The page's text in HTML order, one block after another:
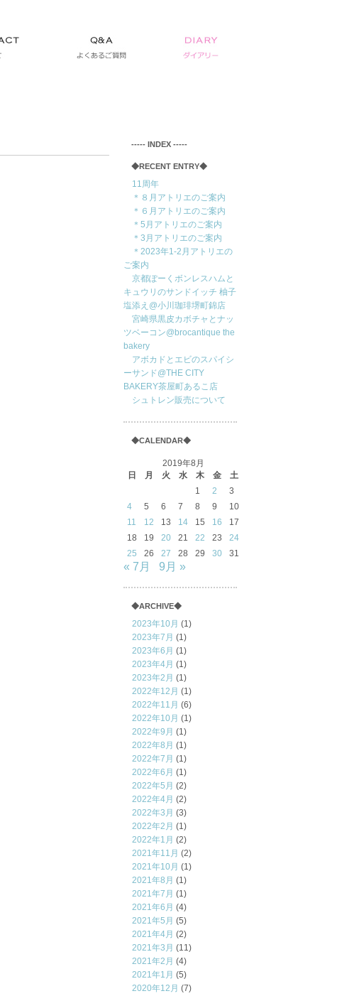
‐‐‐‐‐ INDEX ‐‐‐‐‐
◆RECENT ENTRY◆
11周年
＊８月アトリエのご案内
＊６月アトリエのご案内
＊5月アトリエのご案内
＊3月アトリエのご案内
＊2023年1-2月アトリエの
ご案内
京都ぽーくボンレスハムと
キュウリのサンドイッチ 柚子
塩添え@小川珈琲堺町錦店
宮崎県黒皮カボチャとナッ
ツベーコン@brocantique the
bakery
アボカドとエビのスパイシ
ーサンド@THE CITY
BAKERY茶屋町あるこ店
シュトレン販売について
◆CALENDAR◆
2019年8月
日
月 火 水 木 金
土
1
2
3
4
5 6 7 8 9
10
11
12 13 14 15 16
17
18
19 20 21 22 23
24
25
26 27 28 29 30 31
« 7月 9月 »
◆ARCHIVE◆
2023年10月 (1)
2023年7月 (1)
2023年6月 (1)
2023年4月 (1)
2023年2月 (1)
2022年12月 (1)
2022年11月 (6)
2022年10月 (1)
2022年9月 (1)
2022年8月 (1)
2022年7月 (1)
2022年6月 (1)
2022年5月 (2)
2022年4月 (2)
2022年3月 (3)
2022年2月 (1)
2022年1月 (2)
2021年11月 (2)
2021年10月 (1)
2021年8月 (1)
2021年7月 (1)
2021年6月 (4)
2021年5月 (5)
2021年4月 (2)
2021年3月 (11)
2021年2月 (4)
2021年1月 (5)
2020年12月 (7)